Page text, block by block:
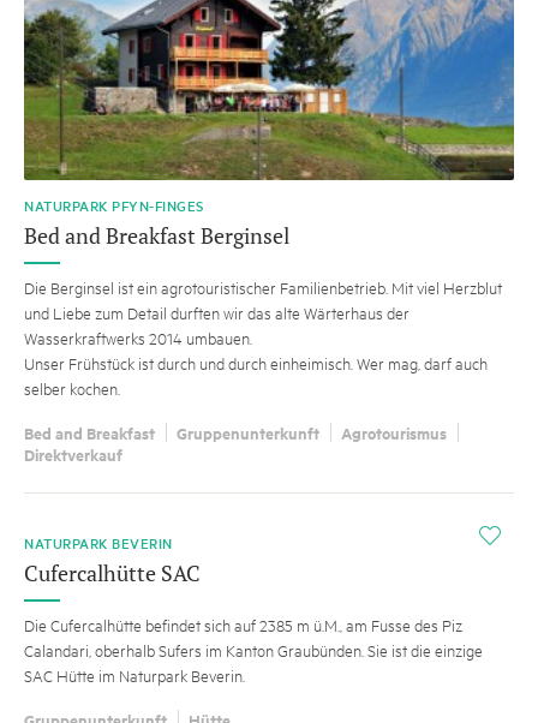
NATURPARK PFYN-FINGES
Bed and Breakfast Berginsel
Die Berginsel ist ein agrotouristischer Familienbetrieb. Mit viel Herzblut
und Liebe zum Detail durften wir das alte Wärterhaus der
Wasserkraftwerks 2014 umbauen.
Unser Frühstück ist durch und durch einheimisch. Wer mag, darf auch
selber kochen.
Bed and Breakfast Gruppenunterkunft
Agrotourismus
Direktverkauf
i
NATURPARK BEVERIN
Cufercalhütte SAC
Die Cufercalhütte befindet sich auf 2385 m ü.M., am Fusse des Piz
Calandari, oberhalb Sufers im Kanton Graubünden. Sie ist die einzige
SAC Hütte im Naturpark Beverin.